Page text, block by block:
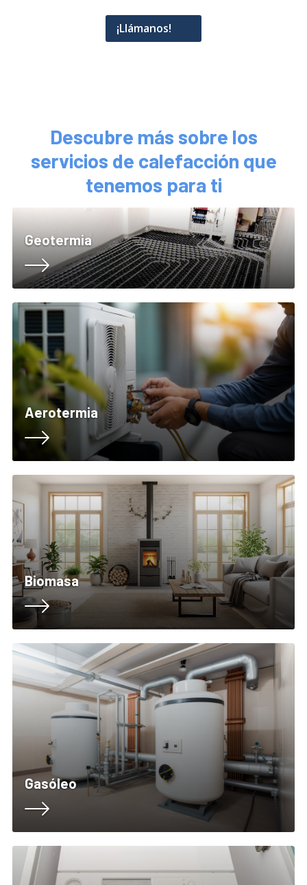
¡Llámanos!
Descubre más sobre los
servicios de calefacción que
tenemos para ti
Geotermia
Aerotermia
Biomasa
Gasóleo